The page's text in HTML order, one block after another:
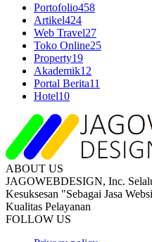
Portofolio458
Artikel424
Web Travel27
Toko Online25
Property19
Akademik12
Portal Berita11
Hotel10
ABOUT US
JAGOWEBDESIGN, Inc.
Kesuksesan "Sebagai Jasa
Kualitas Pelayanan
FOLLOW US